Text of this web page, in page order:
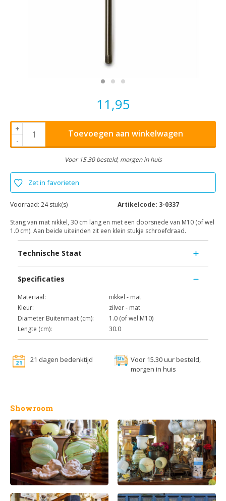
11,95
+
-
Toevoegen aan winkelwagen
Voor 15.30 besteld, morgen in huis
Zet in favorieten
Voorraad: 24 stuk(s) Artikelcode: 3-0337
Stang van mat nikkel, 30 cm lang en met een doorsnede van M10 (of wel
1.0 cm). Aan beide uiteinden zit een klein stukje schroefdraad.
Technische Staat
Specificaties
Materiaal:
nikkel - mat
Kleur:
zilver - mat
Diameter Buitenmaat (cm):
1.0 (of wel M10)
Lengte (cm):
30.0
21 dagen bedenktijd
Voor 15.30 uur besteld,
morgen in huis
Showroom